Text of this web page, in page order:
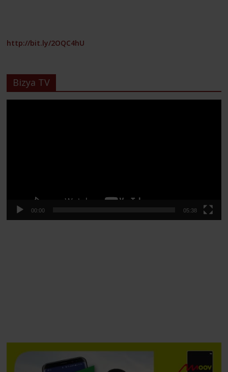
http://bit.ly/2OQC4hU
Bizya TV
00:00 05:38